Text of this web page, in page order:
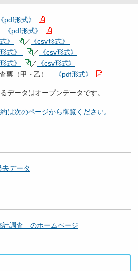
《pdf形式》
《pdf形式》
》 ／
《csv形式》
式》 ／
《csv形式》
式》 ／
《csv形式》
票（甲・乙）
《pdf形式》
データはオープンデータです。
は次のページから御覧ください。
去データ
調査」のホームページ